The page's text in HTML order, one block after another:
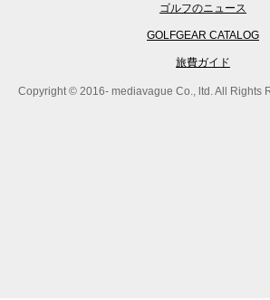
ゴルフのニュース
GOLFGEAR CATALOG
旅費ガイド
Copyright © 2016- mediavague Co., ltd. All Rights